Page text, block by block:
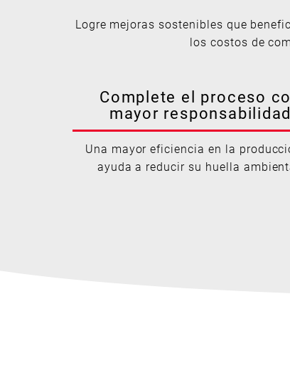
Logre mejoras sostenibles que
los costos de
Complete el proceso
mayor responsabilidad
Una mayor eficiencia en la
ayuda a reducir su huella